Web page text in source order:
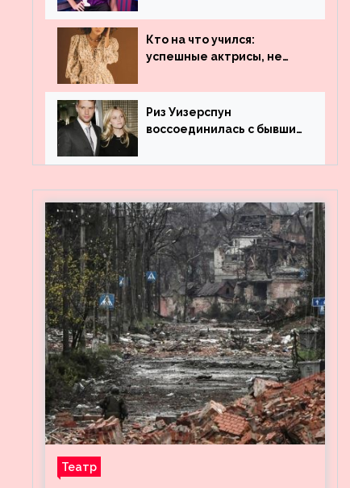
работала до
популярности и выложила
архивные фото
Кто на что учился:
успешные актрисы, не
образования
Риз Уизерспун
воссоединилась с бывшим
Театр